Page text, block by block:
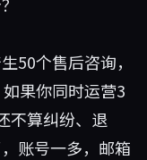
50个售后咨询，
果你同时运营3
不算纠纷、退
账号一多，邮箱